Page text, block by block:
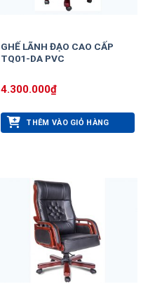
GHẾ LÃNH ĐẠO CAO CẤP
TQ01-DA PVC
4.300.000₫
THÊM VÀO GIỎ HÀNG